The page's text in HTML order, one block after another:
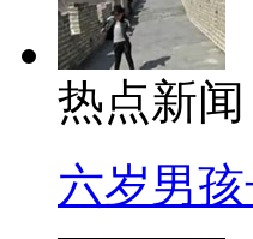
热点新闻
六岁男